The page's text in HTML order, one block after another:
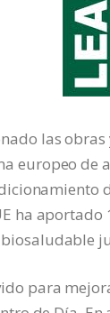
las
europeo de
ha
para